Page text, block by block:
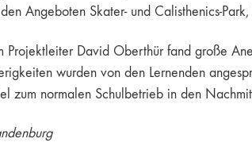
Angeboten Skater- und Calisthenics-
David Oberthür fand große
wurden von den Lernenden
normalen Schulbetrieb in den